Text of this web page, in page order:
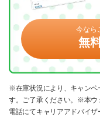
今なら
無
※在庫状況により、キャンペ
す。ご了承ください。※本ウ
電話にてキャリアアドバイザ